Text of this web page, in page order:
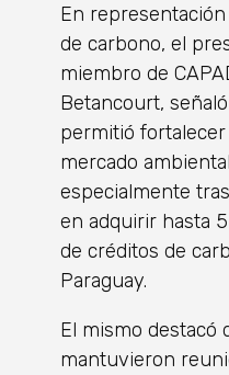
En
de carbono, el
miembro de
Betancourt,
permitió
mercado
especialmente
en adquirir hasta
de créditos de
Paraguay.
El mismo destacó
mantuvieron